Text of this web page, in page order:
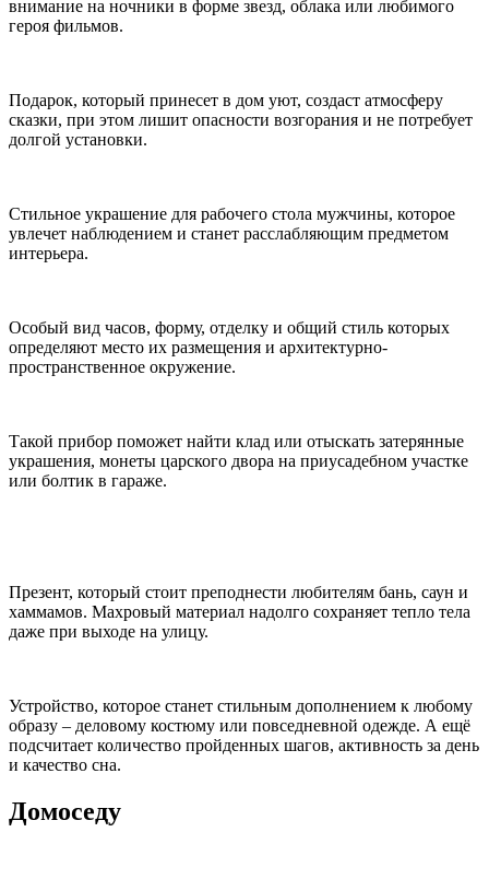
внимание на ночники в форме звезд, облака или любимого
героя фильмов.
Подарок, который принесет в дом уют, создаст атмосферу
сказки, при этом лишит опасности возгорания и не потребует
долгой установки.
Стильное украшение для рабочего стола мужчины, которое
увлечет наблюдением и станет расслабляющим предметом
интерьера.
Особый вид часов, форму, отделку и общий стиль которых
определяют место их размещения и архитектурно-
пространственное окружение.
Такой прибор поможет найти клад или отыскать затерянные
украшения, монеты царского двора на приусадебном участке
или болтик в гараже.
Презент, который стоит преподнести любителям бань, саун и
хаммамов. Махровый материал надолго сохраняет тепло тела
даже при выходе на улицу.
Устройство, которое станет стильным дополнением к любому
образу – деловому костюму или повседневной одежде. А ещё
подсчитает количество пройденных шагов, активность за день
и качество сна.
Домоседу